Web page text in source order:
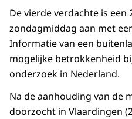
De vierde verdachte is een
zondagmiddag aan met
Informatie van een
mogelijke betrokkenheid
onderzoek in Nederland.
Na de aanhouding van de
doorzocht in Vlaardingen